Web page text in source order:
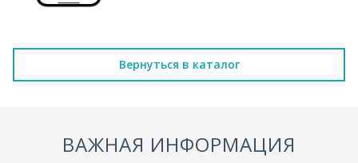
Вернуться в каталог
ВАЖНАЯ ИНФОРМАЦИЯ